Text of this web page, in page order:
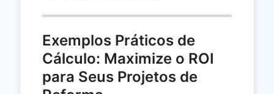
Exemplos Práticos de
Cálculo: Maximize o ROI
para Seus Projetos de